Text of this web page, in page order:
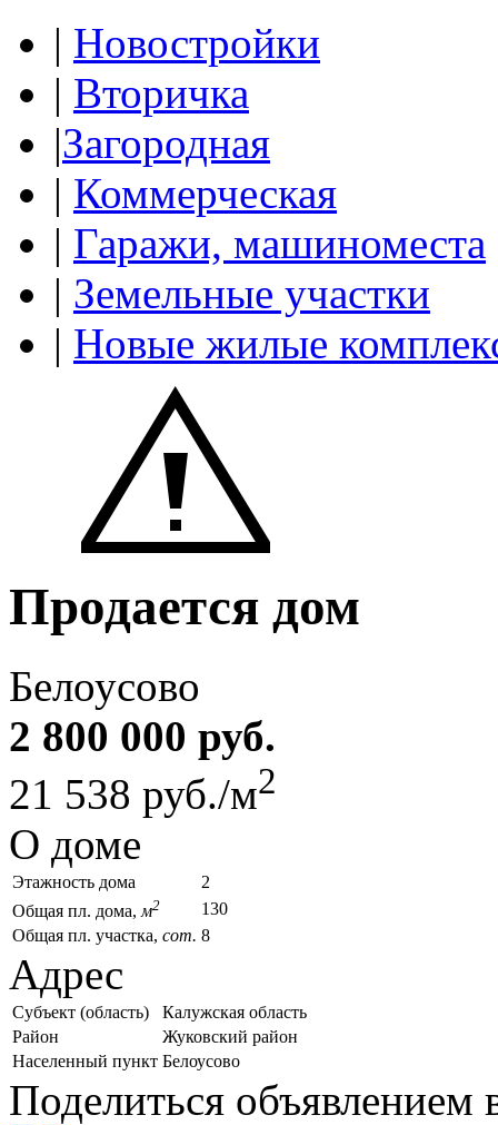
| Новостройки
| Вторичка
|Загородная
| Коммерческая
| Гаражи, машиноместа
| Земельные участки
| Новые жилые
Продается дом
Белоусово
2 800 000 руб.
21 538 руб./м2
О доме
Этажность дома
2
Общая пл. дома, м2
130
Общая пл. участка, сот. 8
Адрес
Субъект (область)
Калужская область
Район
Жуковский район
Населенный пункт Белоусово
Поделиться объявлением